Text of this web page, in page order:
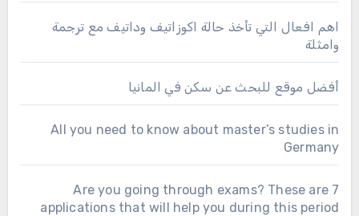
اهم افعال التي تأخذ حالة اكوزاتيف وداتيف مع ترجمة
وامثلة
أفضل موقع للبحث عن سكن في المانيا
All you need to know about master’s studies in
Germany
Are you going through exams? These are 7
applications that will help you during this period